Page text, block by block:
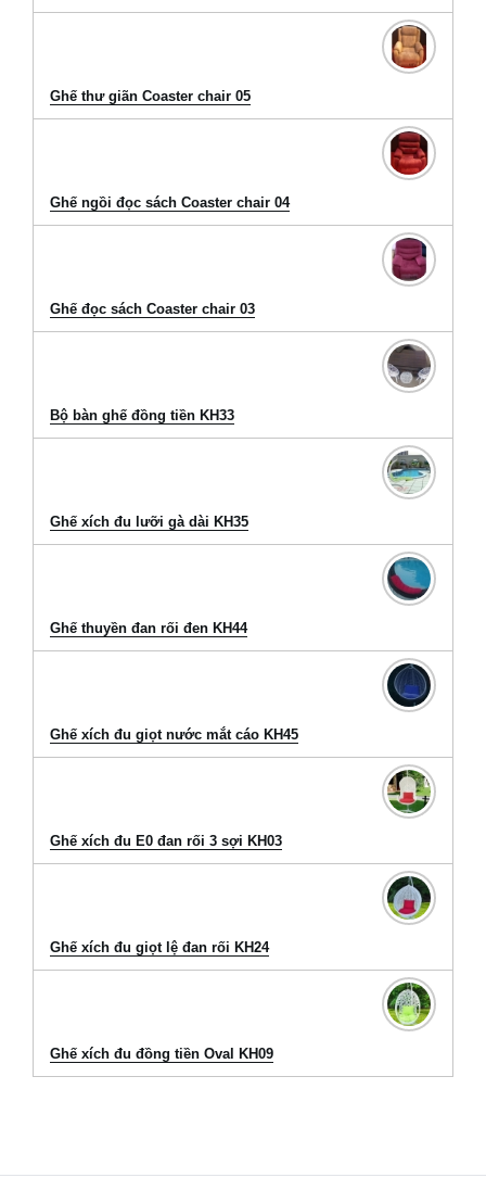
Ghế thư giãn Coaster chair 05
Ghế ngồi đọc sách Coaster chair 04
Ghế đọc sách Coaster chair 03
Bộ bàn ghế đồng tiền KH33
Ghế xích đu lưỡi gà dài KH35
Ghế thuyền đan rối đen KH44
Ghế xích đu giọt nước mắt cáo KH45
Ghế xích đu E0 đan rối 3 sợi KH03
Ghế xích đu giọt lệ đan rối KH24
Ghế xích đu đồng tiền Oval KH09